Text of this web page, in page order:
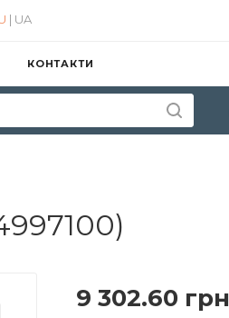
| UA
КОНТАКТИ
9 302.60 грн